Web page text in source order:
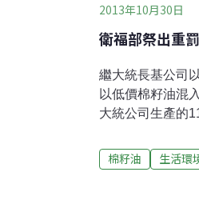
2013年10月30日
衛福部祭出重
繼大統長基公司
以低價棉籽油混
大統公司生產的
裁罰紀錄，亦是
的承諾。米酒、
棉籽油 生活環